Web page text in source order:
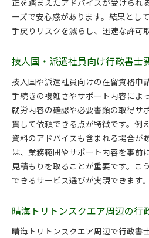
正を踏まえたアドバイスが受けられ
ーズで安心感があります。結果とし
手戻りリスクを減らし、迅速な許可
技人国・派遣社員向け行政書士
技人国や派遣社員向けの在留資格申
手続きの複雑さやサポート内容によ
就労内容の確認や必要書類の取得サ
貫して依頼できる点が特徴です。例
資料のアドバイスも含まれる場合が
は、業務範囲やサポート内容を事前
見積もりを取ることが重要です。こ
できるサービス選びが実現できます。
晴海トリトンスクエア周辺の行
晴海トリトンスクエア周辺で行政書